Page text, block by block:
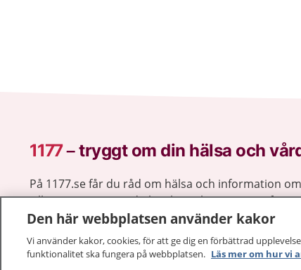
1177–tryggt om din hälsa och
På 1177.se får du råd om hälsa och information
vilka mottagningar du kan kontakta. Logga in för
och göra dina vårdärenden. Ring telefonnummer
sjukvårdsrådgivning dygnet runt.
1177 ger dig råd när du vill må bättre.
Den här webbplatsen använder kakor
Vi använder kakor, cookies, för att ge dig en förbättrad
funktionalitet ska fungera på webbplatsen. Läs mer om hur vi